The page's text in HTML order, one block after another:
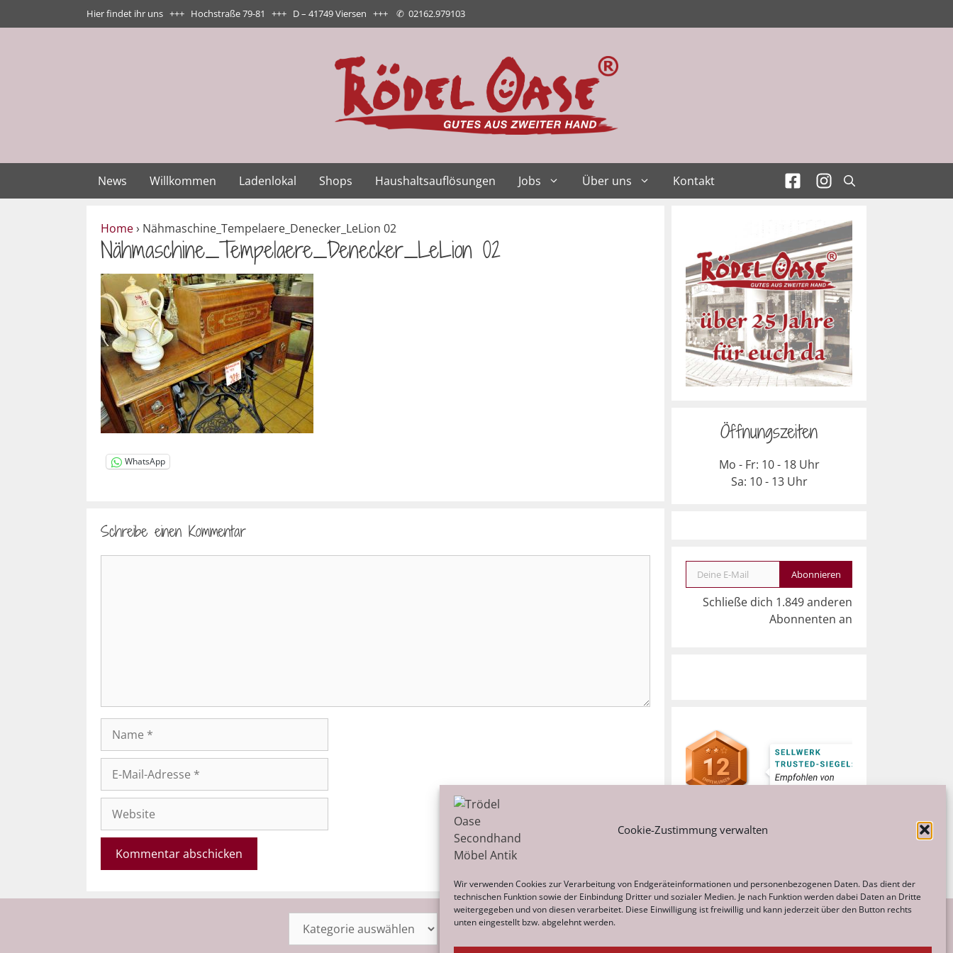
Cookie-Zustimmung verwalten
Wir verwenden Cookies zur Verarbeitung von Endgeräteinformationen und personenbezogenen Daten. Das dient der
technischen Funktion sowie der Einbindung Dritter und sozialer Medien. Je nach Funktion werden dabei Daten an Dritte
weitergegeben und von diesen verarbeitet. Diese Einwilligung ist freiwillig und kann jederzeit über den Button rechts
unten eingestellt bzw. abgelehnt werden.
Inhalt
Hier findet ihr uns +++ Hochstraße 79-81 +++ D – 41749 Viersen +++ ✆ 02162.979103
News Willkommen Ladenlokal Shops Haushaltsauflösungen Jobs Über uns Kontakt
Home› Nähmaschine_Tempelaere_Denecker_LeLion 02
Nähmaschine_Tempelaere_Denecker_LeLion 02
WhatsApp
Schreibe einen Kommentar
Mail-
Adresse
Website
Öffnungszeiten
Mo - Fr: 10 - 18 Uhr
Sa: 10 - 13 Uhr
Deine E-Mail
Abonnieren
Schließe dich 1.849 anderen
Abonnenten an
Kategorien Archiv